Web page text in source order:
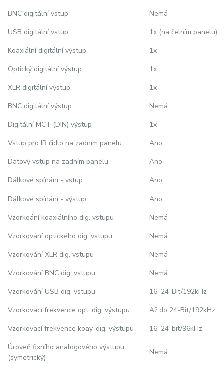
BNC digitální vstup
Nemá
USB digitální vstup
1x (na čelním panelu)
Koaxiální digitální výstup
1x
Optický digitální výstup
1x
XLR digitální výstup
1x
BNC digitální výstup
Nemá
Digitální MCT (DIN) výstup
1x
Vstup pro IR čidlo na zadním panelu
Ano
Datový vstup na zadním panelu
Ano
Dálkové spínání - vstup
Ano
Dálkové spínání - výstup
Ano
Vzorkoání koaxiálního dig. vstupu
Nemá
Vzorkování optického dig. vstupu
Nemá
Vzorkování XLR dig. vstupu
Nemá
Vzorkování BNC dig. vstupu
Nemá
Vzorkování USB dig. vstupu
16, 24-Bit/192kHz
Vzorkovací frekvence opt. dig. výstupu
Až do 24-Bit/192kHz
Vzorkovací frekvence koay. dig. výstupu
16, 24-bit/96kHz
Úroveň fixního analogového výstupu
(symetrický)
Nemá